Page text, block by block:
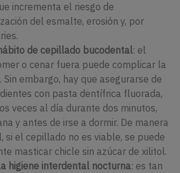
incrementa el riesgo de
del esmalte, erosión y, por
de cepillado bucodental: el
o cenar fuera puede complicar la
Sin embargo, hay que asegurarse de
con pasta dentífrica fluorada,
veces al día durante dos minutos,
y antes de irse a dormir. De manera
si el cepillado no es viable, se puede
masticar chicle sin azúcar de xilitol.
higiene interdental nocturna: es tan